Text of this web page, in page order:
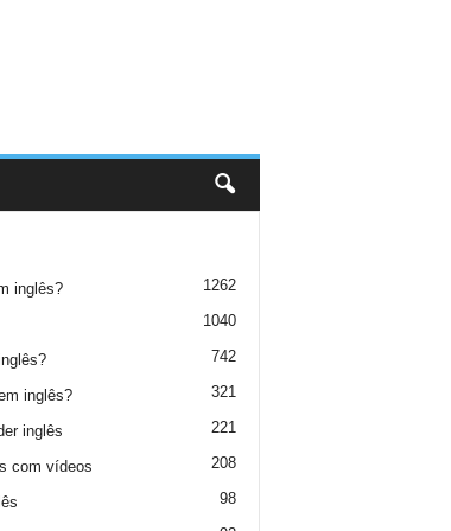
inglês? 1262
1040
742
inglês? 321
inglês 221
com vídeos 208
98